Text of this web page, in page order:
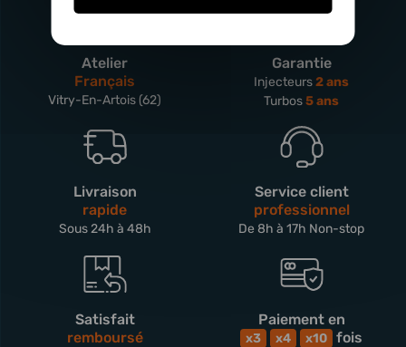
Atelier
Français
Vitry-En-Artois (62)
Garantie
Injecteurs2 ans
Turbos5 ans
Livraison
rapide
Sous 24h à 48h
Service client
professionnel
De 8h à 17h Non-stop
Satisfait
remboursé
Paiement en
x3 x4 x10 fois